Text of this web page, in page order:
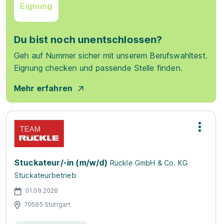
Eignung
Du bist noch unentschlossen?
Geh auf Nummer sicher mit unserem Berufswahltest.
Eignung checken und passende Stelle finden.
Mehr erfahren
Stuckateur/-in (m/w/d) Rückle GmbH & Co. KG
Stuckateurbetrieb
01.09.2026
70565 Stuttgart